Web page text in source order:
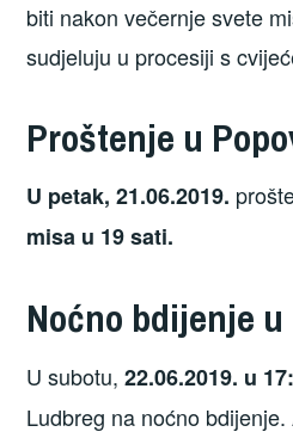
biti nakon večernje svete
sudjeluju u procesiji s
Proštenje u
U petak, 21.06.2019.
misa u 19 sati.
Noćno bdijenje
U subotu,22.06.2019. u
Ludbreg na noćno